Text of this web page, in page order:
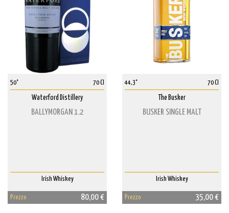
50° 70 Cl
Waterford Distillery
BALLYMORGAN 1.2
Irish Whiskey
Prezzo 80,00 €
44,3° 70 Cl
The Busker
BUSKER SINGLE MALT
Irish Whiskey
Prezzo 35,00 €